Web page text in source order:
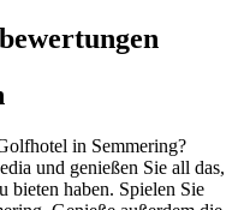
in Semmering?
und genießen Sie all das,
bieten haben. Spielen Sie